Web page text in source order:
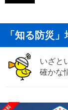
「知る防災
いざと
確かな